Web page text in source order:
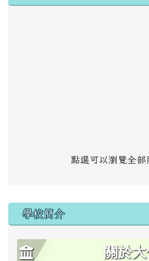
點選可以瀏覽全部
學校簡介
關於